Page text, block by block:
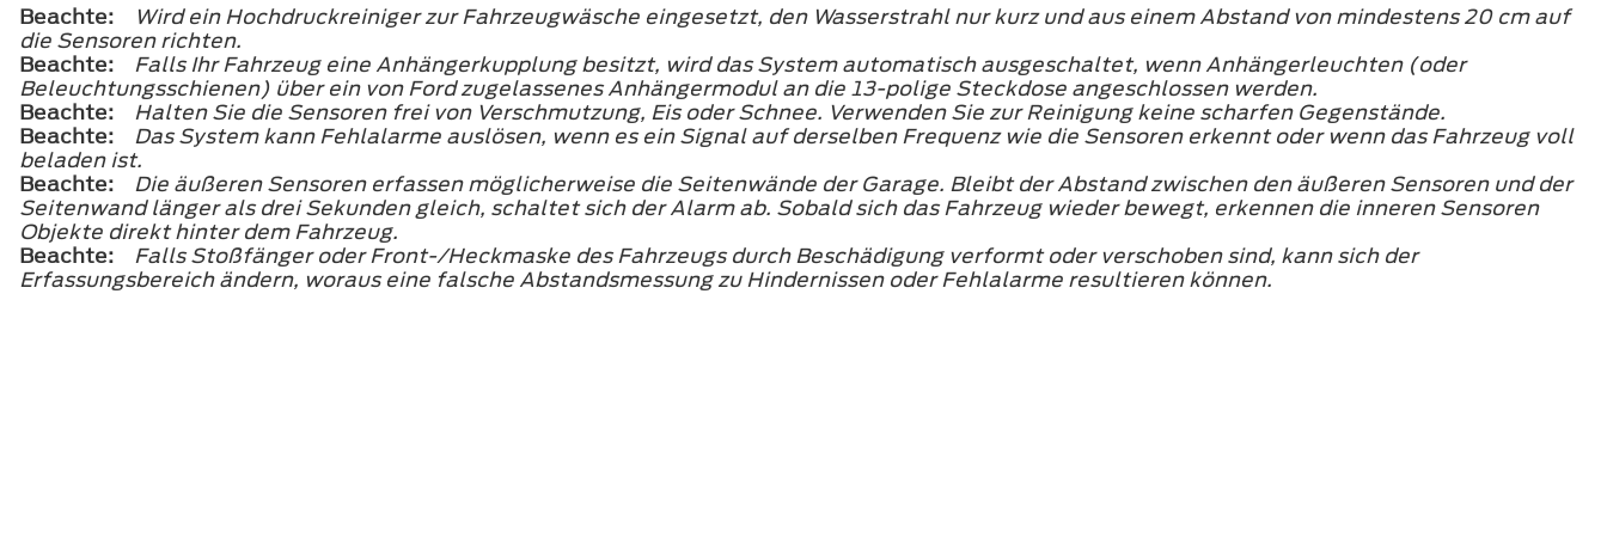
Beachte:
Wird ein Hochdruckreiniger zur Fahrzeugwäsche eingesetzt, den Wasserstrahl nur kurz und aus einem Abstand von mindestens 20 cm auf
die Sensoren richten.
Beachte:
Falls Ihr Fahrzeug eine Anhängerkupplung besitzt, wird das System automatisch ausgeschaltet, wenn Anhängerleuchten (oder
Beleuchtungsschienen) über ein von Ford zugelassenes Anhängermodul an die 13-polige Steckdose angeschlossen werden.
Beachte:
Halten Sie die Sensoren frei von Verschmutzung, Eis oder Schnee. Verwenden Sie zur Reinigung keine scharfen Gegenstände.
Beachte:
Das System kann Fehlalarme auslösen, wenn es ein Signal auf derselben Frequenz wie die Sensoren erkennt oder wenn das Fahrzeug voll
beladen ist.
Beachte:
Die äußeren Sensoren erfassen möglicherweise die Seitenwände der Garage. Bleibt der Abstand zwischen den äußeren Sensoren und der
Seitenwand länger als drei Sekunden gleich, schaltet sich der Alarm ab. Sobald sich das Fahrzeug wieder bewegt, erkennen die inneren Sensoren
Objekte direkt hinter dem Fahrzeug.
Beachte:
Falls Stoßfänger oder Front-/Heckmaske des Fahrzeugs durch Beschädigung verformt oder verschoben sind, kann sich der
Erfassungsbereich ändern, woraus eine falsche Abstandsmessung zu Hindernissen oder Fehlalarme resultieren können.